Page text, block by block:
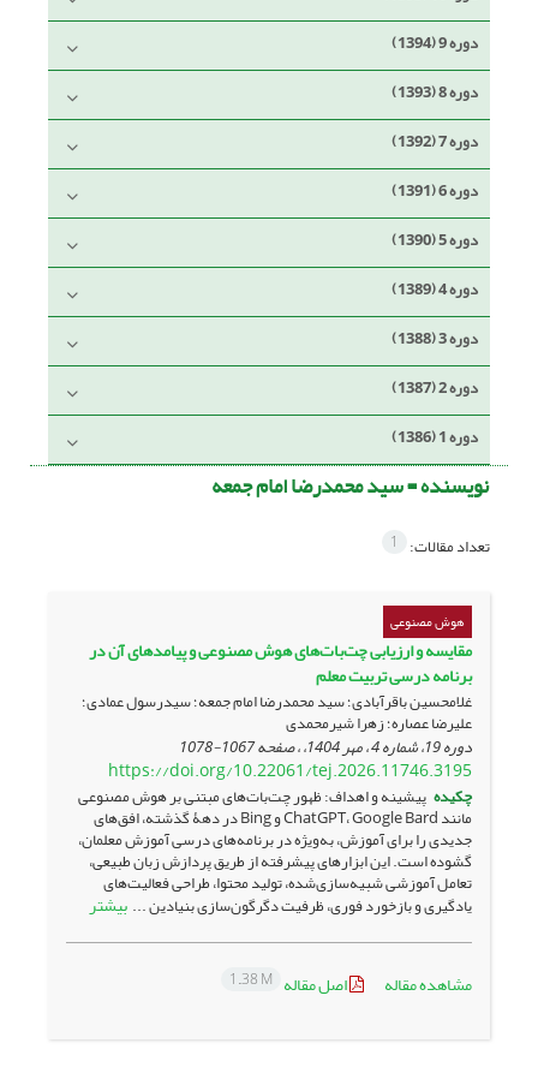
دوره 9 (1394)
دوره 8 (1393)
دوره 7 (1392)
دوره 6 (1391)
دوره 5 (1390)
دوره 4 (1389)
دوره 3 (1388)
دوره 2 (1387)
دوره 1 (1386)
نویسنده =سید محمدرضا امام جمعه
تعداد مقالات: 1
هوش مصنوعی
مقایسه و ارزیابی چت‌بات‌های هوش مصنوعی و پیامدهای آن در
برنامه درسی تربیت معلم
غلامحسین باقرآبادی؛ سید محمدرضا امام جمعه؛ سیدرسول عمادی؛
علیرضا عصاره؛ زهرا شیرمحمدی
دوره 19، شماره 4 ، مهر 1404، ، صفحه 1067-1078
https://doi.org/10.22061/tej.2026.11746.3195
چکیده پیشینه و اهداف: ظهور چت‌بات‌های مبتنی بر هوش مصنوعی
مانند ChatGPT، Google Bard و Bing در دهۀ گذشته، افق‌های
جدیدی را برای آموزش، به‌ویژه در برنامه‌های درسی آموزش معلمان،
گشوده است. این ابزارهای پیشرفته از طریق پردازش زبان طبیعی،
تعامل آموزشی شبیه‌سازی‌شده، تولید محتوا، طراحی فعالیت‌های
یادگیری و بازخورد فوری، ظرفیت دگرگون‌سازی بنیادین ... بیشتر
مشاهده مقاله اصل مقاله 1.38 M